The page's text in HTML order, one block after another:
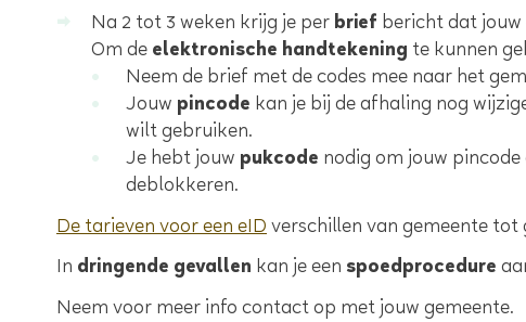
Na 2 tot 3 weken krijg je per brief bericht dat
Om de elektronische handtekening te kunnen
Neem de brief met de codes mee naar het
Jouw pincode kan je bij de afhaling nog
wilt gebruiken.
Je hebt jouw pukcode nodig om jouw
deblokkeren.
De tarieven voor een eIDverschillen van gemeente tot
In dringende gevallen kan je een spoedprocedure
Neem voor meer info contact op met jouw gemeente.